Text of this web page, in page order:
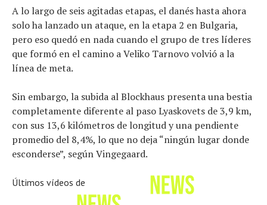
A lo largo de seis agitadas etapas, el danés hasta ahora
solo ha lanzado un ataque, en la etapa 2 en Bulgaria,
pero eso quedó en nada cuando el grupo de tres líderes
que formó en el camino a Veliko Tarnovo volvió a la
línea de meta.
Sin embargo, la subida al Blockhaus presenta una bestia
completamente diferente al paso Lyaskovets de 3,9 km,
con sus 13,6 kilómetros de longitud y una pendiente
promedio del 8,4%, lo que no deja “ningún lugar donde
esconderse”, según Vingegaard.
Últimos vídeos de
Tendencias
Artículos
El equipo